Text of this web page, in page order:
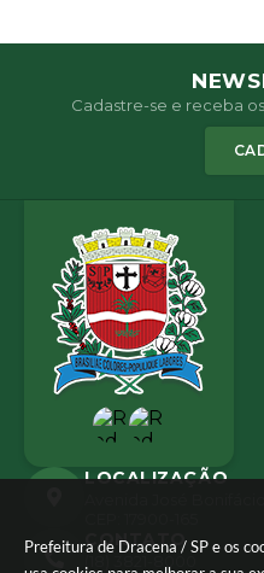
Prefeitura de Dracena / SP e os
Cadastre-se e receba
LOCALIZAÇÃO
CONTATO